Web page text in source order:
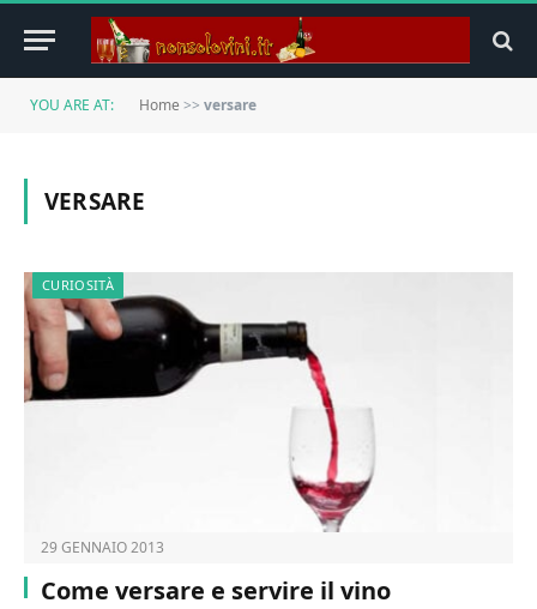
YOU ARE AT: Home >> versare
VERSARE
CURIOSITÀ
29 GENNAIO 2013
Come versare e servire il vino